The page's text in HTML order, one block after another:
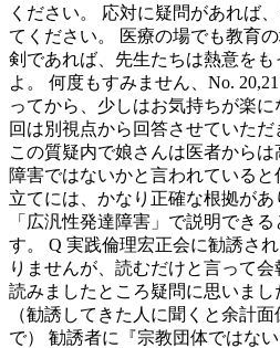
ください。 応対に疑問があれば
てください。 医療の場でも教育
剣であれば、先生たちは熱意を
よ。 何度もすみません、No.
ってから、少しはお気持ちが楽
回は別視点から回答させていた
この質疑内で娘さんは医者から
障害ではないかと言われている
立てには、かなり正確な根拠が
「広汎性発達障害」で説明でき
す。 Q 実践倫理宏正会に勧誘さ
りませんが、読むだけと言って
読みましたところ疑問に思いまし
（勧誘してきた人に聞くと余計
で） 勧誘者に『宗教団体ではな